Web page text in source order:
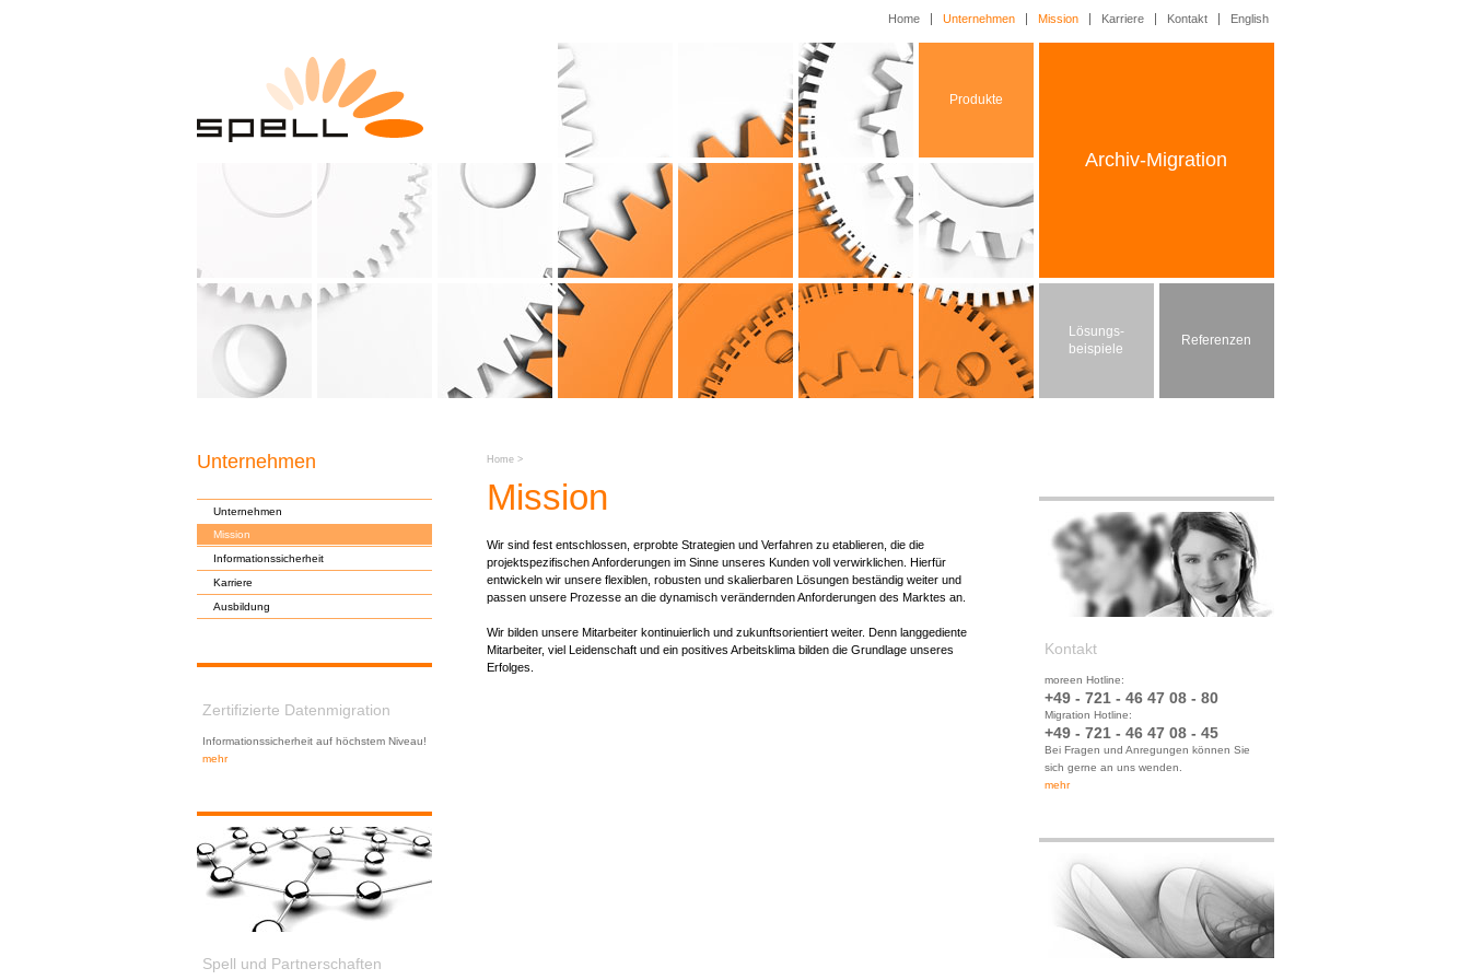
Home Unternehmen Mission Karriere Kontakt English
Archiv-Migration
Produkte
Referenzen
Lösungs-
beispiele
Unternehmen
Unternehmen
Mission
Informationssicherheit
Karriere
Ausbildung
Zertifizierte Datenmigration
Informationssicherheit auf höchstem Niveau!
mehr
Spell und Partnerschaften
Home>
Mission
Wir sind fest entschlossen, erprobte Strategien und Verfahren zu etablieren, die die
projektspezifischen Anforderungen im Sinne unseres Kunden voll verwirklichen. Hierfür
entwickeln wir unsere flexiblen, robusten und skalierbaren Lösungen beständig weiter und
passen unsere Prozesse an die dynamisch verändernden Anforderungen des Marktes an.
Wir bilden unsere Mitarbeiter kontinuierlich und zukunftsorientiert weiter. Denn langgediente
Mitarbeiter, viel Leidenschaft und ein positives Arbeitsklima bilden die Grundlage unseres
Erfolges.
Kontakt
moreen Hotline:
+49 - 721 - 46 47 08 - 80
Migration Hotline:
+49 - 721 - 46 47 08 - 45
Bei Fragen und Anregungen können Sie
sich gerne an uns wenden.
mehr